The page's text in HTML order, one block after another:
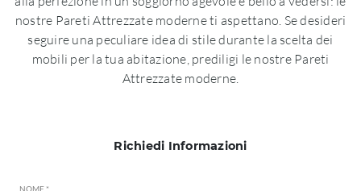
nostre Pareti Attrezzate moderne ti aspettano. Se desideri
seguire una peculiare idea di stile durante la scelta dei
mobili per la tua abitazione, prediligi le nostre Pareti
Attrezzate moderne.
Richiedi Informazioni